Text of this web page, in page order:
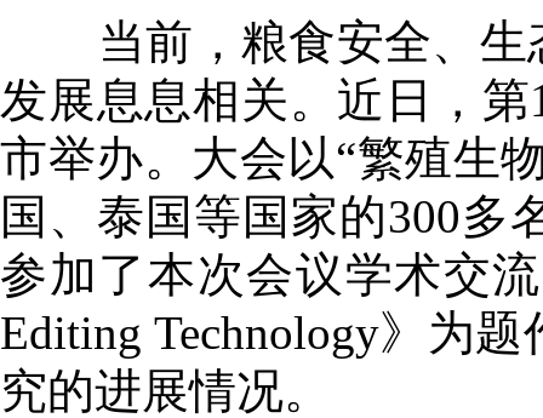
当前，粮食安全、
发展息息相关。近日，
市举办。大会以“繁殖生
国、泰国等国家的300多
参加了本次会议学术交流
Editing Technology》为
究的进展情况。